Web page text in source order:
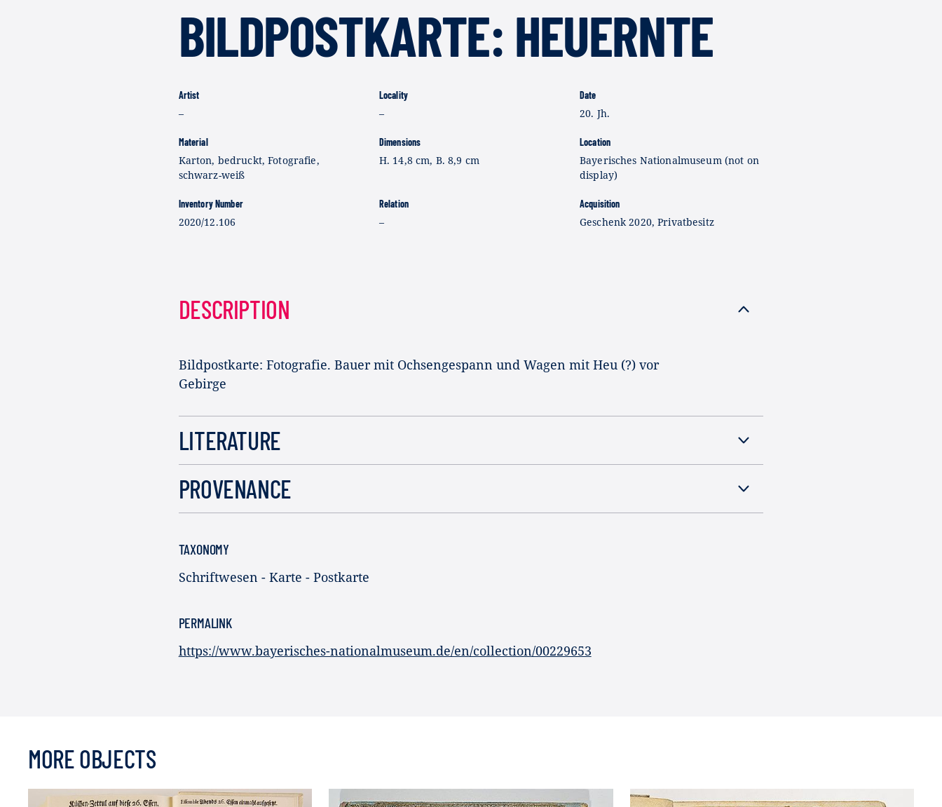
BILDPOSTKARTE: HEUERNTE
Artist
–
Locality
–
Date
20. Jh.
Material
Karton, bedruckt, Fotografie,
schwarz-weiß
Dimensions
H. 14,8 cm, B. 8,9 cm
Location
Bayerisches Nationalmuseum (not on
display)
Inventory Number
2020/12.106
Relation
–
Acquisition
Geschenk 2020, Privatbesitz
DESCRIPTION
Bildpostkarte: Fotografie. Bauer mit Ochsengespann und Wagen mit Heu (?) vor
Gebirge
LITERATURE
PROVENANCE
TAXONOMY
Schriftwesen - Karte - Postkarte
PERMALINK
https://www.bayerisches-nationalmuseum.de/en/collection/00229653
MORE OBJECTS